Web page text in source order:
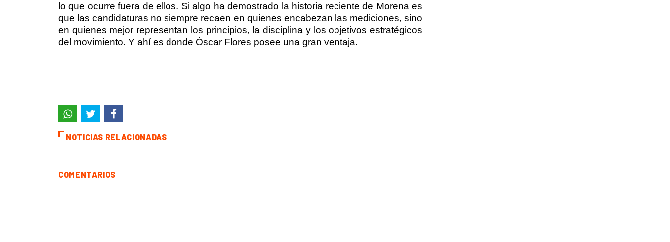
lo que ocurre fuera de ellos. Si algo ha demostrado la historia reciente de Morena es
que las candidaturas no siempre recaen en quienes encabezan las mediciones, sino
en quienes mejor representan los principios, la disciplina y los objetivos estratégicos
del movimiento. Y ahí es donde Óscar Flores posee una gran ventaja.
NOTICIAS RELACIONADAS
COMENTARIOS